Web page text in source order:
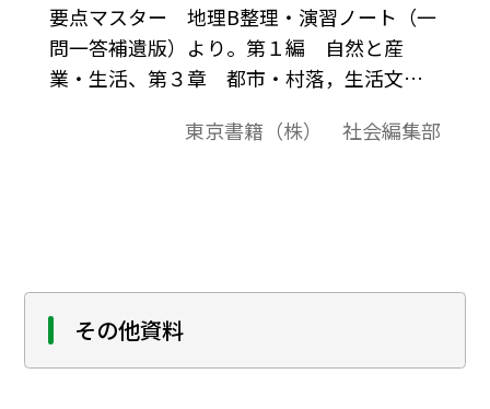
要点マスター 地理B整理・演習ノート（一
問一答補遺版）より。第１編 自然と産
業・生活、第３章 都市・村落，生活文
用)教科書に対応した地理Ｂ」整理・演習ノ
東京書籍（株） 社会編集部
その他資料